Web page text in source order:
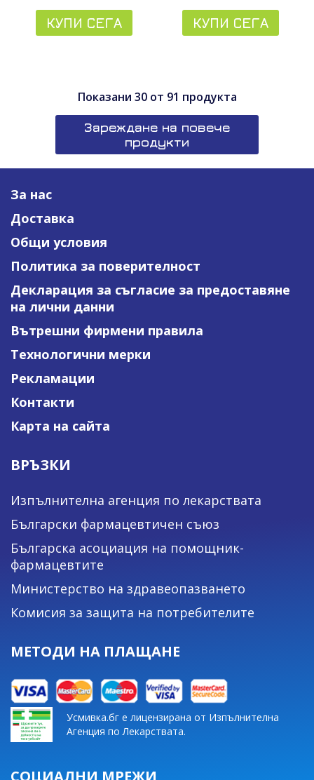
КУПИ СЕГА КУПИ СЕГА
Показани 30от 91 продукта
Зареждане на повече
продукти
За нас
Доставка
Общи условия
Политика за поверителност
Декларация за съгласие за предоставяне
на лични данни
Вътрешни фирмени правила
Технологични мерки
Рекламации
Контакти
Карта на сайта
ВРЪЗКИ
Изпълнителна агенция по лекарствата
Български фармацевтичен съюз
Българска асоциация на помощник-
фармацевтите
Министерство на здравеопазването
Комисия за защита на потребителите
МЕТОДИ НА ПЛАЩАНЕ
Усмивка.бг е лицензирана от Изпълнителна
Агенция по Лекарствата.
СОЦИАЛНИ МРЕЖИ